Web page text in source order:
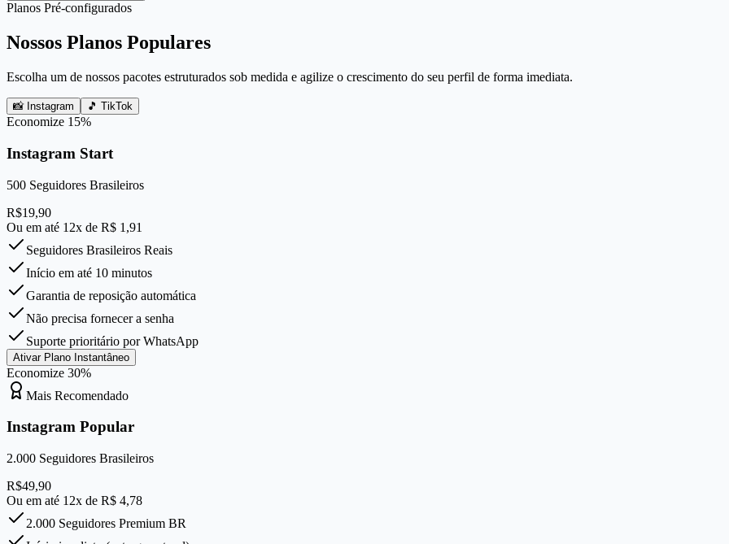
Planos Pré-configurados
Nossos Planos Populares
Escolha um de nossos pacotes estruturados sob medida e agilize o crescimento do seu perfil de forma imediata.
📸 Instagram 🎵 TikTok
Economize 15%
Instagram Start
500 Seguidores Brasileiros
R$19,90
Ou em até 12x de R$ 1,91
Seguidores Brasileiros Reais
Início em até 10 minutos
Garantia de reposição automática
Não precisa fornecer a senha
Suporte prioritário por WhatsApp
Ativar Plano Instantâneo
Economize 30%
Mais Recomendado
Instagram Popular
2.000 Seguidores Brasileiros
R$49,90
Ou em até 12x de R$ 4,78
2.000 Seguidores Premium BR